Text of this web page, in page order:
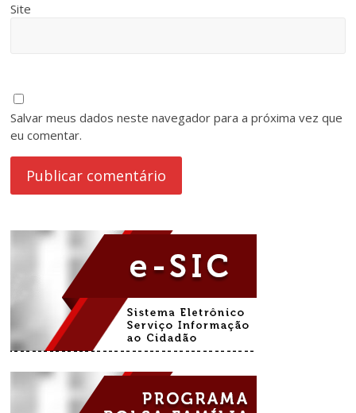
Site
Salvar meus dados neste navegador para a próxima vez que
eu comentar.